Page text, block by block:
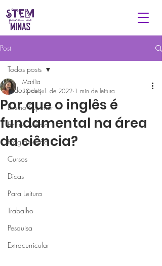
Post
Todos posts
Ensino Superior
Ensino Médio
Programação
Cursos
Dicas
Para Leitura
Trabalho
Pesquisa
Extracurricular
Todos posts
Por que o inglês é
fundamental na área
da ciência?
Marília
10 de jul. de 2022 1 min de leitura